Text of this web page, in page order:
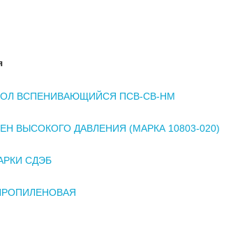
ВСПЕНИВАЮЩИЙСЯ ПСВ-СВ-НМ
ВЫСОКОГО ДАВЛЕНИЯ (МАРКА 10803-020)
СДЭБ